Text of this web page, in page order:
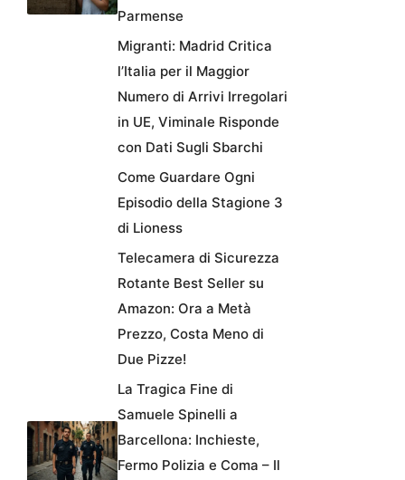
Parmense
Migranti: Madrid Critica
l’Italia per il Maggior
Numero di Arrivi Irregolari
in UE, Viminale Risponde
con Dati Sugli Sbarchi
Come Guardare Ogni
Episodio della Stagione 3
di Lioness
Telecamera di Sicurezza
Rotante Best Seller su
Amazon: Ora a Metà
Prezzo, Costa Meno di
Due Pizze!
La Tragica Fine di
Samuele Spinelli a
Barcellona: Inchieste,
Fermo Polizia e Coma – Il